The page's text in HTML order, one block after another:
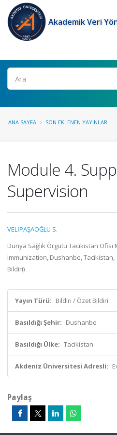
Akademik Veri
Ara
ANA SAYFA SON EKLENEN YAYINLAR
Module 4.
Supervision
VELİPAŞAOĞLU S.
Dünya Sağlık Örgütü Tacikistan
Immunization, Dushanbe, Tacikistan,
Bildiri)
Yayın Türü: Bildiri / Özet Bildiri
Basıldığı Şehir: Dushanbe
Basıldığı Ülke: Tacikistan
Akdeniz Üniversitesi Adresli:
Paylaş